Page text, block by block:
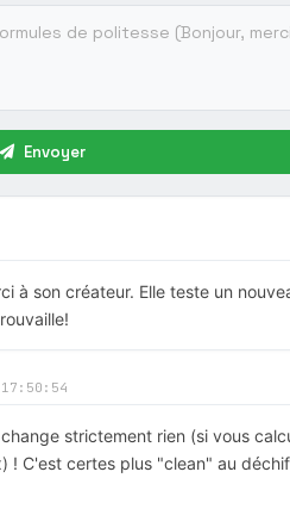
Envoyer
à son créateur. Elle teste un
strictement rien (si vous
C'est certes plus "clean" au